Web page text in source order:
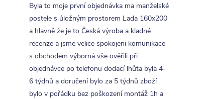
Byla to moje první objednávka ma manželské
postele s úložným prostorem Lada 160x200
a hlavně že je to Česká výroba a kladné
recenze a jsme velice spokojeni komunikace
s obchodem výborná vše ověřili při
objednávce po telefonu dodací lhůta byla 4-
6 týdnů a doručení bylo za 5 týdnů zboží
bylo v pořádku bez poškození montáž 1h a